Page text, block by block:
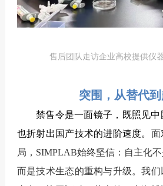
售后团队走访企业高校提供仪
突围，从替代
禁售令是一面镜子，既照见中
也折射出国产技术的进阶速度。 面
局，SIMPLAB始终坚信：自主化
而是技术生态的重构与升级。我们